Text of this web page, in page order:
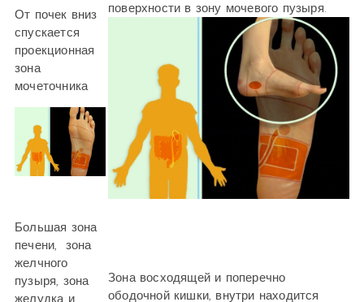
От почек вниз
спускается
проекционная
зона
мочеточника
поверхности в зону мочевого пузыря.
Большая зона
печени, зона
желчного
пузыря, зона
желудка и
Зона восходящей и поперечно
ободочной кишки, внутри находится